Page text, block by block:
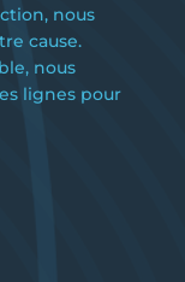
nous
cause.
nous
lignes pour